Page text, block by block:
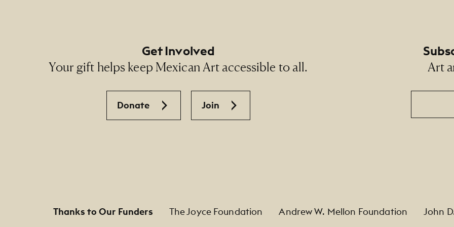
Get Involved
Your gift helps keep Mexican Art accessible to all.
Donate Join
Art
Email
Thanks to Our Funders The Joyce Foundation Andrew W. Mellon Foundation John